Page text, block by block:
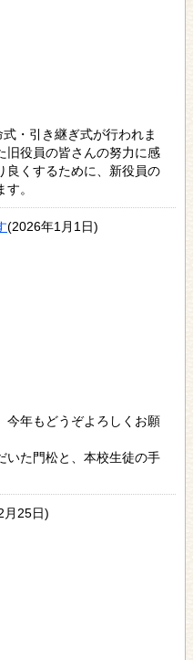
・引き継ぎ式が行われま
旧役員の皆さんの努力に感
良くするために、新役員の
。
(2026年1月1日)
今年もどうぞよろしくお願
いた門松と、本校生徒の手
月25日)